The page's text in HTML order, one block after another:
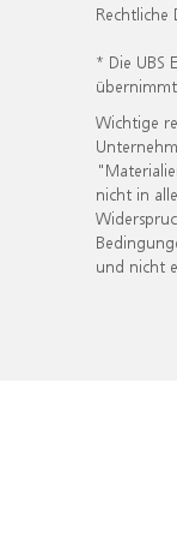
* Die UBS
Wichtige
nicht in
und nicht